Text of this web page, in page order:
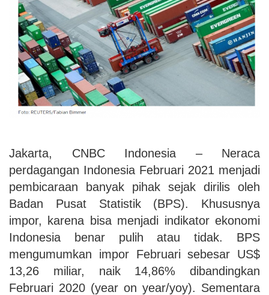
Jakarta, CNBC Indonesia – Neraca
perdagangan Indonesia Februari 2021 menjadi
pembicaraan banyak pihak sejak dirilis oleh
Badan Pusat Statistik (BPS). Khususnya
impor, karena bisa menjadi indikator ekonomi
Indonesia benar pulih atau tidak. BPS
mengumumkan impor Februari sebesar US$
13,26 miliar, naik 14,86% dibandingkan
Februari 2020 (year on year/yoy). Sementara